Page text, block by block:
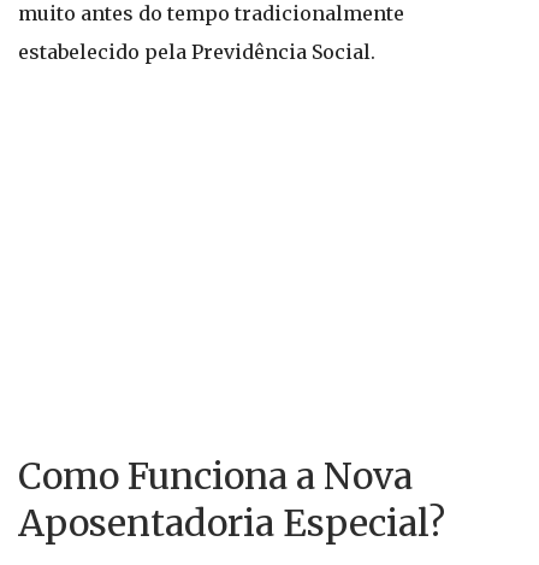
muito antes do tempo tradicionalmente
estabelecido pela Previdência Social.
Como Funciona a Nova
Aposentadoria Especial?